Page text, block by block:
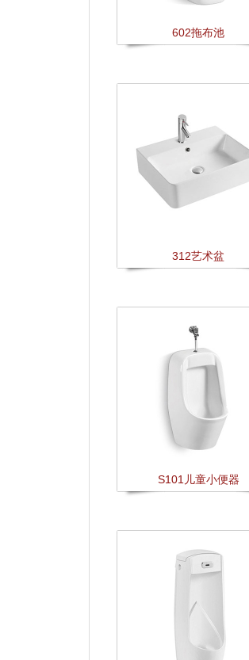
602拖布池
312艺术盆
S101儿童小便器